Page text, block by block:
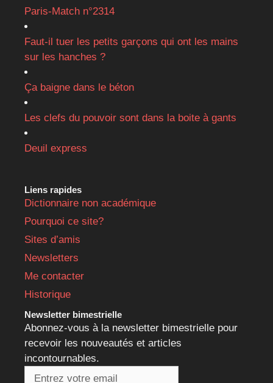
Paris-Match n°2314
Faut-il tuer les petits garçons qui ont les mains
sur les hanches ?
Ça baigne dans le béton
Les clefs du pouvoir sont dans la boite à gants
Deuil express
Liens rapides
Dictionnaire non académique
Pourquoi ce site?
Sites d’amis
Newsletters
Me contacter
Historique
Newsletter bimestrielle
Abonnez-vous à la newsletter bimestrielle pour
recevoir les nouveautés et articles
incontournables.